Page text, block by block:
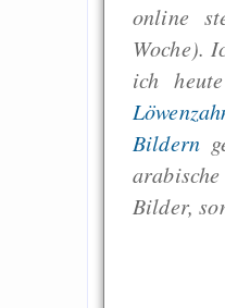
online
Woche).
ich
Bildern
Bilder,